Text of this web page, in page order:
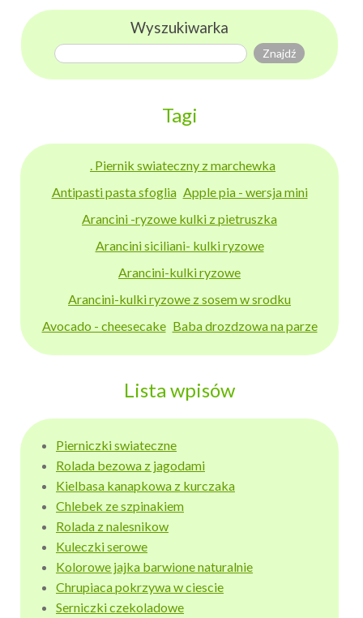
Wyszukiwarka
Tagi
. Piernik swiateczny z marchewka
Antipasti pasta sfoglia Apple pia - wersja mini
Arancini -ryzowe kulki z pietruszka
Arancini siciliani- kulki ryzowe
Arancini-kulki ryzowe
Arancini-kulki ryzowe z sosem w srodku
Avocado - cheesecake Baba drozdzowa na parze
Lista wpisów
Pierniczki swiateczne
Rolada bezowa z jagodami
Kielbasa kanapkowa z kurczaka
Chlebek ze szpinakiem
Rolada z nalesnikow
Kuleczki serowe
Kolorowe jajka barwione naturalnie
Chrupiaca pokrzywa w ciescie
Serniczki czekoladowe